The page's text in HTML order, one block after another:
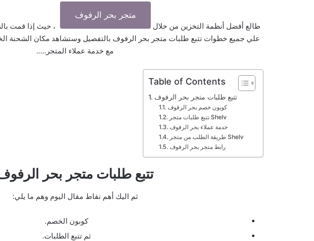
طالع أفضل أنظمة التخزين من خلال
متجر بحر الرفوف
، حيث إذا قمت
علي جميع خطوات تتبع طلبات متجر بحر الرفوف بالتفصيل وستشاهد مكان الشحنة
مع خدمة عملاء المتجر…..
Table of Contents
تتبع طلبات متجر بحر الرفوف
كوبون خصم بحر الرفوف
تتبع طلبات متجر Shelv
خدمة عملاء بحر الرفوف
طريقة الطلب من متجر Shelv
رابط متجر بحر الرفوف
تتبع طلبات متجر بحر
ثم اليك أهم نقاط مقال اليوم وهم ما يلي:
كوبون الخصم.
ثم تتبع الطلبات.